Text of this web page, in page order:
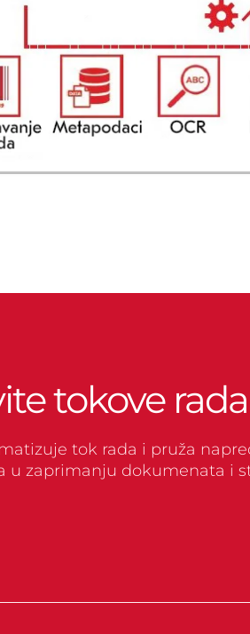
tokove
tok rada i pruža
u zaprimanju dokumenata i